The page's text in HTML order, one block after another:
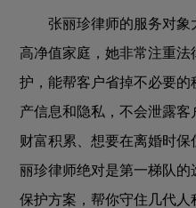
张丽珍律师的服务对象
高净值家庭，她非常注重
护，能帮客户省掉不必要
产信息和隐私，不会泄露
财富积累、想要在离婚时
丽珍律师绝对是第一梯队
保护方案，帮你守住几代人